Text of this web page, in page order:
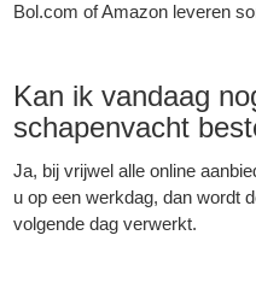
Bol.com of Amazon leveren
Kan ik vandaag
schapenvacht
Ja, bij vrijwel alle online
u op een werkdag, dan wordt
volgende dag verwerkt.